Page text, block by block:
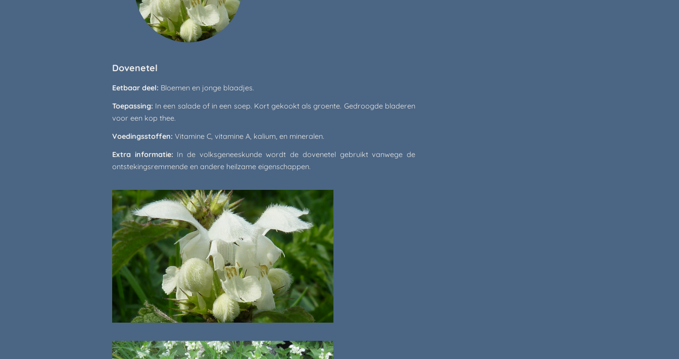
Dovenetel
Eetbaar deel: Bloemen en jonge blaadjes.
Toepassing: In een salade of in een soep. Kort gekookt als groente. Gedroogde bladeren
voor een kop thee.
Voedingsstoffen: Vitamine C, vitamine A, kalium, en mineralen.
Extra informatie: In de volksgeneeskunde wordt de dovenetel gebruikt vanwege de
ontstekingsremmende en andere heilzame eigenschappen.